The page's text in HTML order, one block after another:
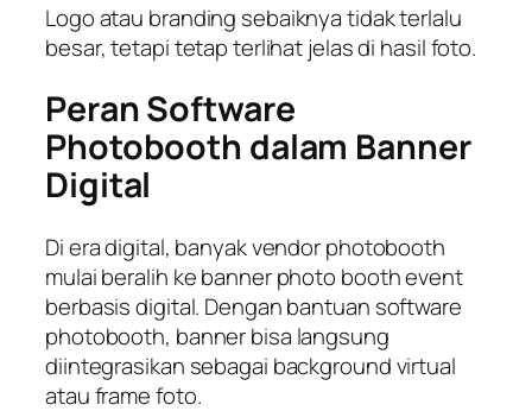
Logo atau branding sebaiknya tidak terlalu
besar, tetapi tetap terlihat jelas di hasil foto.
Peran Software
Photobooth dalam Banner
Digital
Di era digital, banyak vendor photobooth
mulai beralih ke banner photo booth event
berbasis digital. Dengan bantuan software
photobooth, banner bisa langsung
diintegrasikan sebagai background virtual
atau frame foto.